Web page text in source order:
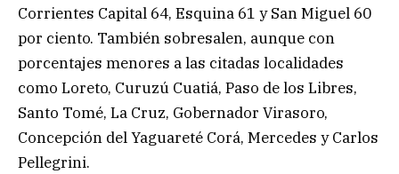
Corrientes Capital 64, Esquina 61 y San Miguel 60
por ciento. También sobresalen, aunque con
porcentajes menores a las citadas localidades
como Loreto, Curuzú Cuatiá, Paso de los Libres,
Santo Tomé, La Cruz, Gobernador Virasoro,
Concepción del Yaguareté Corá, Mercedes y Carlos
Pellegrini.